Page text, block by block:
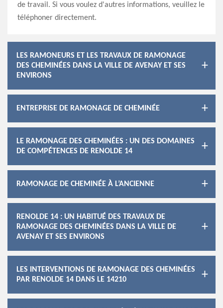
de travail. Si vous voulez d'autres informations, veuillez le
téléphoner directement.
LES RAMONEURS ET LES TRAVAUX DE RAMONAGE
DES CHEMINÉES DANS LA VILLE DE AVENAY ET SES
ENVIRONS
ENTREPRISE DE RAMONAGE DE CHEMINÉE
LE RAMONAGE DES CHEMINÉES : UN DES DOMAINES
DE COMPÉTENCES DE RENOLDE 14
RAMONAGE DE CHEMINÉE À L’ANCIENNE
RENOLDE 14 : UN HABITUÉ DES TRAVAUX DE
RAMONAGE DES CHEMINÉES DANS LA VILLE DE
AVENAY ET SES ENVIRONS
LES INTERVENTIONS DE RAMONAGE DES CHEMINÉES
PAR RENOLDE 14 DANS LE 14210